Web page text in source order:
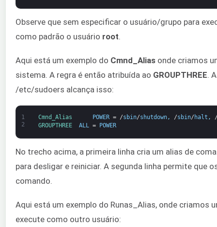
Observe que sem especificar o usuário/grupo para
como padrão o usuário root.
Aqui está um exemplo do Cmnd_Alias onde criamos
sistema. A regra é então atribuída ao GROUPTHREE .
/etc/sudoers alcança isso:
1
2
Cmnd_Alias POWER = /sbin/shutdown, /sbin/ halt ,
GROUPTHREE ALL = POWER
No trecho acima, a primeira linha cria um alias de
para desligar e reiniciar. A segunda linha permite que
comando.
Aqui está um exemplo do Runas_Alias, onde criamos
execute como outro usuário: